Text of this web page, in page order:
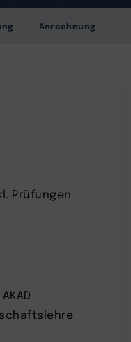
Anrechnung
Prüfungen